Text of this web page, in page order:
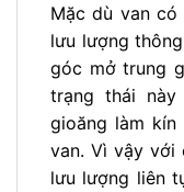
Mặc dù van
lưu lượng
góc mở trung
trạng thái
gioăng làm
van. Vì vậy với
lưu lượng liên